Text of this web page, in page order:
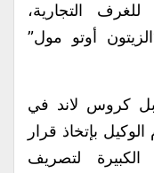
للغرف التجارية،
أوتو مول”
كروس لاند في
بإتخاذ قرار
لتصريف